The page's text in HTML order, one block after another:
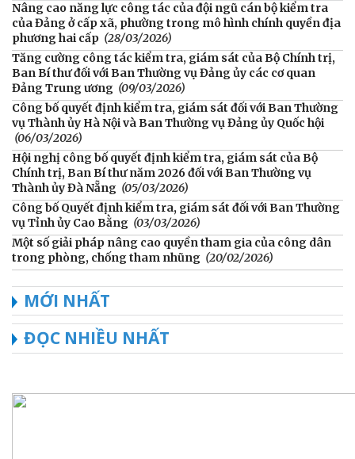
Nâng cao năng lực công tác của đội ngũ cán bộ kiểm tra
của Đảng ở cấp xã, phường trong mô hình chính quyền địa
phương hai cấp (28/03/2026)
Tăng cường công tác kiểm tra, giám sát của Bộ Chính trị,
Ban Bí thư đối với Ban Thường vụ Đảng ủy các cơ quan
Đảng Trung ương (09/03/2026)
Công bố quyết định kiểm tra, giám sát đối với Ban Thường
vụ Thành ủy Hà Nội và Ban Thường vụ Đảng ủy Quốc hội
(06/03/2026)
Hội nghị công bố quyết định kiểm tra, giám sát của Bộ
Chính trị, Ban Bí thư năm 2026 đối với Ban Thường vụ
Thành ủy Đà Nẵng (05/03/2026)
Công bố Quyết định kiểm tra, giám sát đối với Ban Thường
vụ Tỉnh ủy Cao Bằng (03/03/2026)
Một số giải pháp nâng cao quyền tham gia của công dân
trong phòng, chống tham nhũng (20/02/2026)
MỚI NHẤT
ĐỌC NHIỀU NHẤT